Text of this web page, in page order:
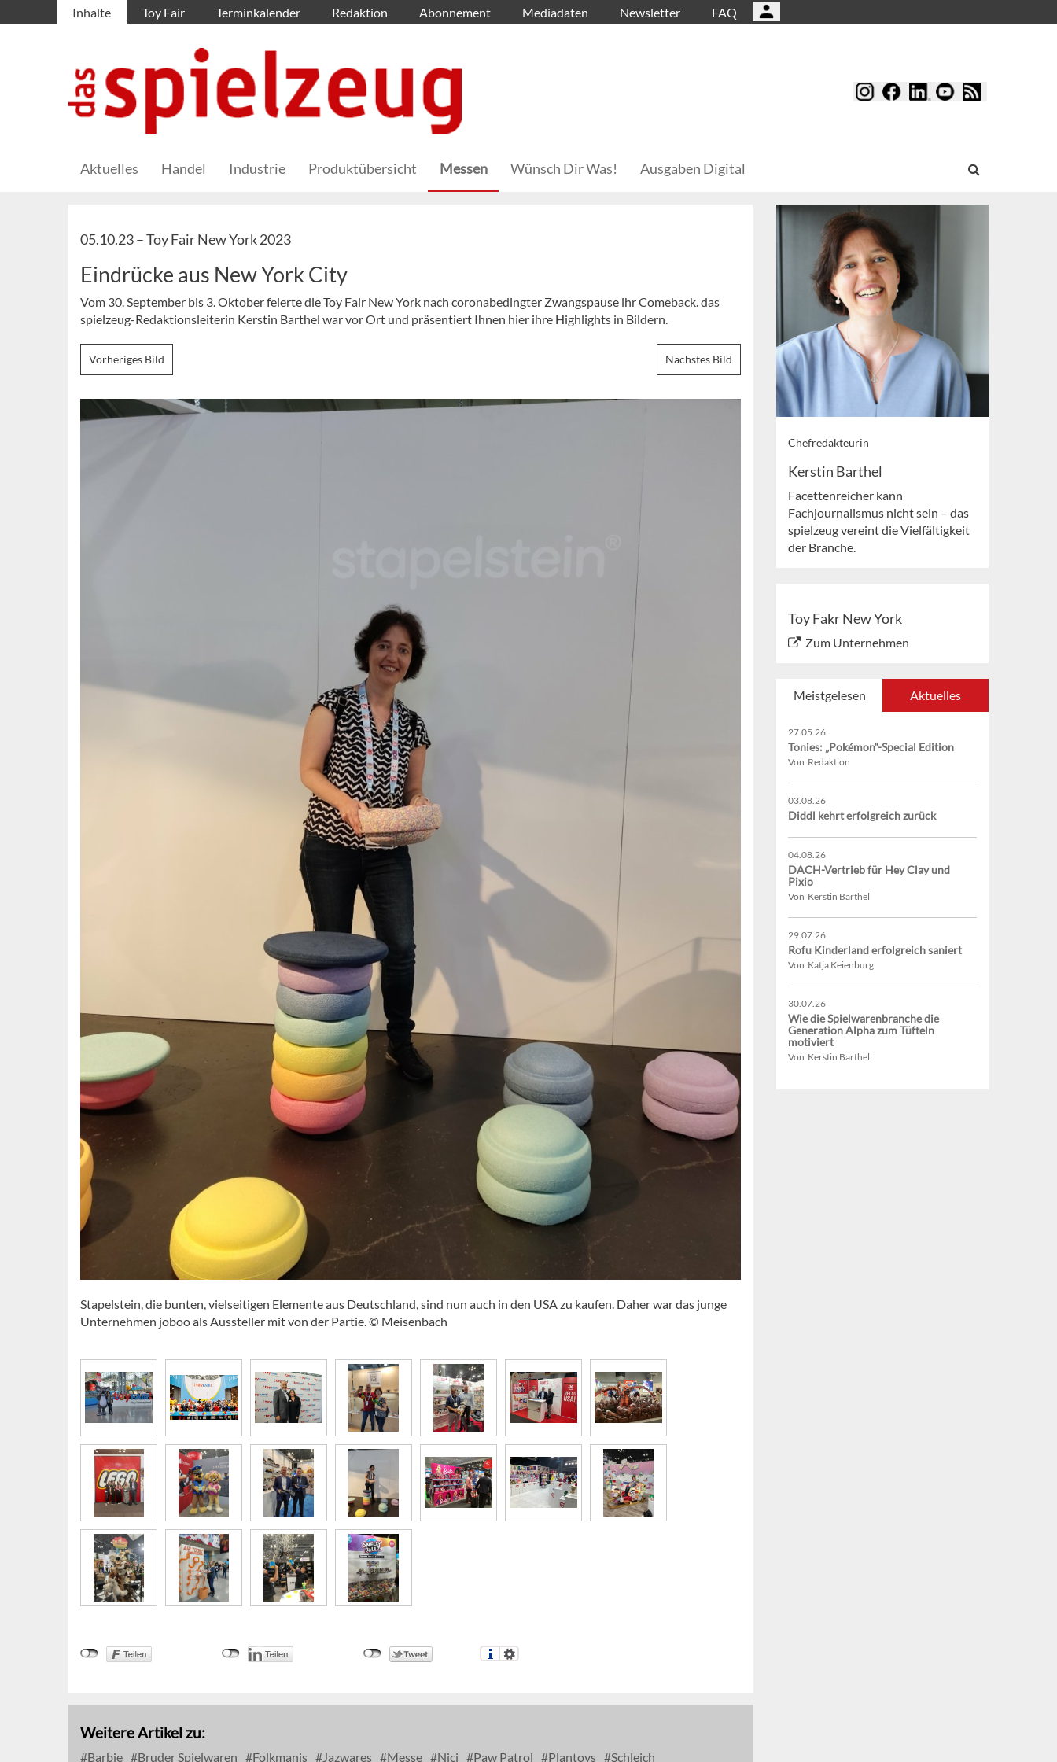
Inhalte Toy Fair Terminkalender Redaktion Abonnement Mediadaten Newsletter FAQ
Aktuelles Handel Industrie Produktübersicht Messen Wünsch Dir Was! Ausgaben Digital
05.10.23 –Toy Fair New York 2023
Eindrücke aus New York City
Vom 30. September bis 3. Oktober feierte die Toy Fair New York nach coronabedingter Zwangspause ihr Comeback. das
spielzeug-Redaktionsleiterin Kerstin Barthel war vor Ort und präsentiert Ihnen hier ihre Highlights in Bildern.
Vorheriges Bild Nächstes Bild
Stapelstein, die bunten, vielseitigen Elemente aus Deutschland, sind nun auch in den USA zu kaufen. Daher war das junge
Unternehmen joboo als Aussteller mit von der Partie. © Meisenbach
Weitere Artikel zu:
Barbie Bruder Spielwaren Folkmanis Jazwares Messe Nici Paw Patrol Plantoys Schleich
Chefredakteurin
Kerstin Barthel
Facettenreicher kann
Fachjournalismus nicht sein – das
spielzeug vereint die Vielfältigkeit
der Branche.
Toy Fakr New York
Zum Unternehmen
Meistgelesen Aktuelles
27.05.26
Tonies: „Pokémon“-Special Edition
Von Redaktion
03.08.26
Diddl kehrt erfolgreich zurück
04.08.26
DACH-Vertrieb für Hey Clay und
Pixio
Von Kerstin Barthel
29.07.26
Rofu Kinderland erfolgreich saniert
Von Katja Keienburg
30.07.26
Wie die Spielwarenbranche die
Generation Alpha zum Tüfteln
motiviert
Von Kerstin Barthel